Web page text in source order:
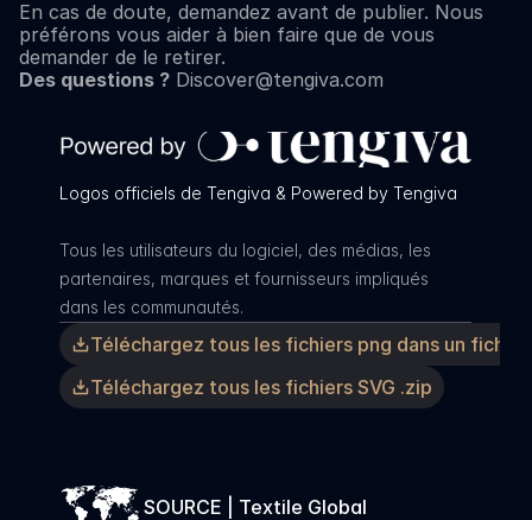
En cas de doute, demandez avant de publier. Nous
préférons vous aider à bien faire que de vous
demander de le retirer.
Des questions ? Discover@tengiva.com
Logos officiels de Tengiva & Powered by Tengiva
Tous les utilisateurs du logiciel, des médias, les
partenaires, marques et fournisseurs impliqués
dans les communautés.
Téléchargez tous les fichiers png dans un
Téléchargez tous les fichiers SVG .zip
SOURCE | Textile Global